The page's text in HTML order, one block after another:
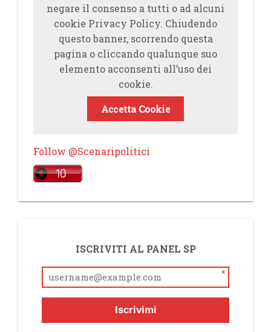
negare il consenso a tutti o ad alcuni
cookie Privacy Policy. Chiudendo
questo banner, scorrendo questa
pagina o cliccando qualunque suo
elemento acconsenti all’uso dei
cookie.
Accetta Cookie
Follow @Scenaripolitici
ISCRIVITI AL PANEL SP
*
Iscrivimi